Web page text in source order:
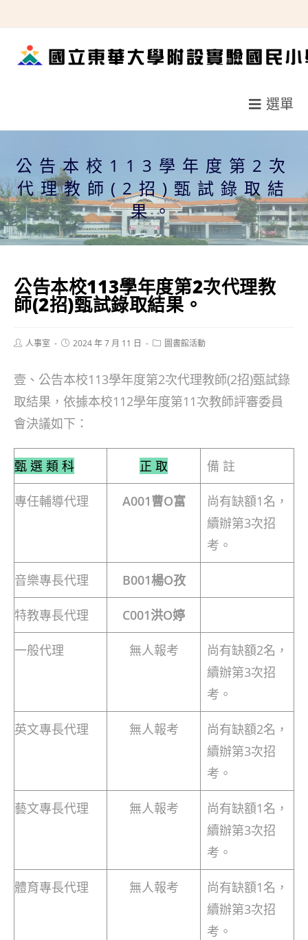
轉
選單
公告本校113學年度第2次
代理教師(2招)甄試錄取結
果。
公告本校113學年度第2次代理教
師(2招)甄試錄取結果。
Post人事室
Post2024 年 7 月 11 日
Post圖書館活動
壹、公告本校113學年度第2次代理教師(2招)甄試錄
取結果，依據本校112學年度第11次教師評審委員
會決議如下：
甄 選 類 科 正 取 備 註
專任輔導代理 A001曹O富
尚有缺額1名，
續辦第3次招
考。
音樂專長代理 B001楊O孜
特教專長代理 C001洪O婷
一般代理 無人報考
尚有缺額2名，
續辦第3次招
考。
英文專長代理 無人報考
尚有缺額2名，
續辦第3次招
考。
藝文專長代理 無人報考
尚有缺額1名，
續辦第3次招
考。
體育專長代理 無人報考
尚有缺額1名，
續辦第3次招
考。